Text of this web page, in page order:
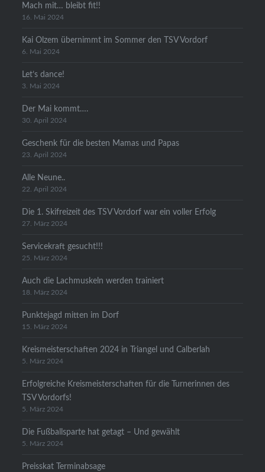
Mach mit… bleibt fit!!
16. Mai 2024
Kai Olzem übernimmt im Sommer den TSV Vordorf
6. Mai 2024
Let’s dance!
3. Mai 2024
Der Mai kommt….
30. April 2024
Geschenk für die besten Mamas und Papas
23. April 2024
Alle Neune..
22. April 2024
Die 1. Skifreizeit des TSV Vordorf war ein voller Erfolg
27. März 2024
Servicekraft gesucht!!!
25. März 2024
Auch die Lachmuskeln werden trainiert
18. März 2024
Punktejagd mitten im Dorf
15. März 2024
Kreismeisterschaften 2024 in Triangel und Calberlah
5. März 2024
Erfolgreiche Kreismeisterschaften für die Turnerinnen des
TSV Vordorfs!
5. März 2024
Die Fußballsparte hat getagt – Und gewählt
5. März 2024
Preisskat Terminabsage